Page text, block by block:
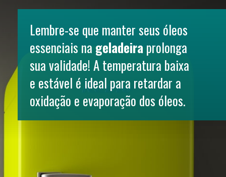
Lembre-se que manter seus óleos
essenciais na geladeira prolonga
sua validade! A temperatura baixa
e estável é ideal para retardar a
oxidação e evaporação dos óleos.